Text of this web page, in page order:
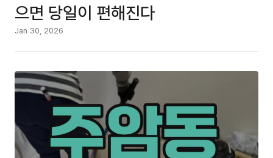
으면 당일이 편해진다
Jan 30, 2026